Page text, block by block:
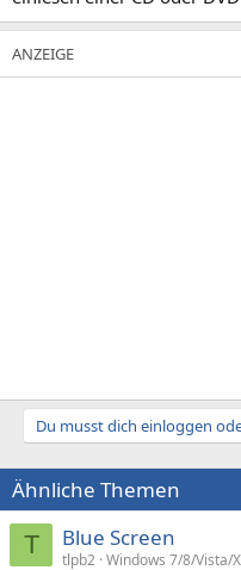
Du musst dich einloggen
Ähnliche Themen
T Blue Screen
tlpb2 Windows 7/8/Vista/